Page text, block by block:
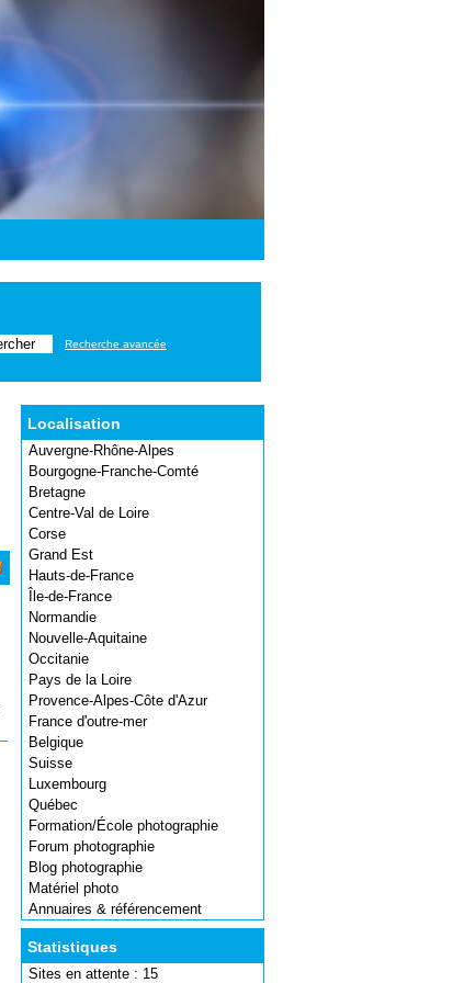
Recherche avancée
Localisation
Auvergne-Rhône-Alpes
Bourgogne-Franche-Comté
Bretagne
Centre-Val de Loire
Corse
Grand Est
Hauts-de-France
Île-de-France
Normandie
Nouvelle-Aquitaine
Occitanie
Pays de la Loire
Provence-Alpes-Côte d'Azur
France d'outre-mer
Belgique
Suisse
Luxembourg
Québec
Formation/École photographie
Forum photographie
Blog photographie
Matériel photo
Annuaires & référencement
Statistiques
Sites en attente : 15